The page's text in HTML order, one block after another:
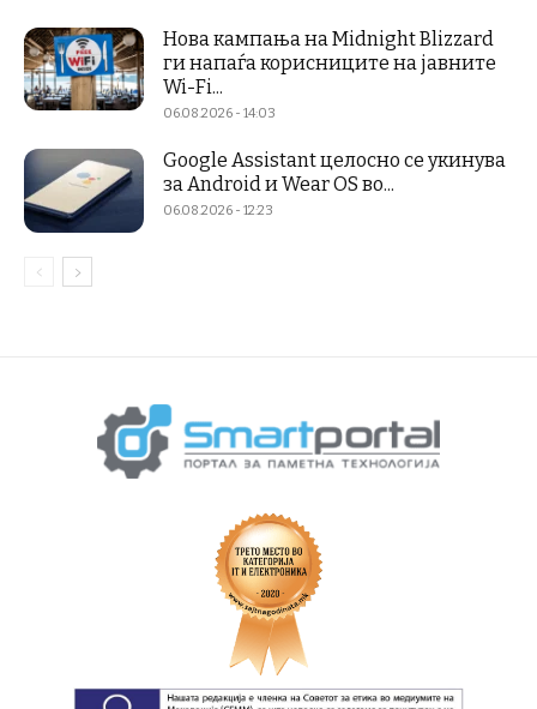
Нова кампања на Midnight Blizzard
ги напаѓа корисниците на јавните
Wi-Fi...
06.08.2026 - 14:03
Google Assistant целосно се укинува
за Android и Wear OS во...
06.08.2026 - 12:23